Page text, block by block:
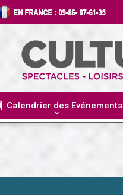
Calendrier des Evénements